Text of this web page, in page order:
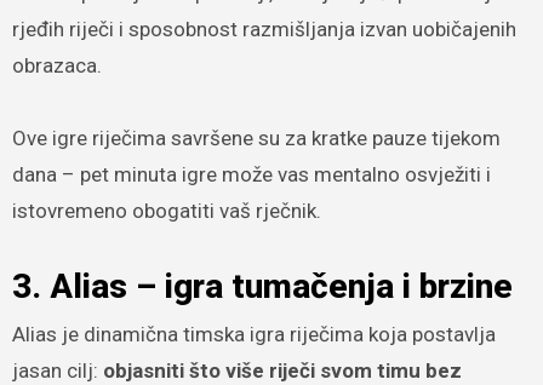
rjeđih riječi i sposobnost razmišljanja izvan uobičajenih
obrazaca.
Ove igre riječima savršene su za kratke pauze tijekom
dana – pet minuta igre može vas mentalno osvježiti i
istovremeno obogatiti vaš rječnik.
3. Alias – igra tumačenja i brzine
Alias je dinamična timska igra riječima koja postavlja
jasan cilj: objasniti što više riječi svom timu bez